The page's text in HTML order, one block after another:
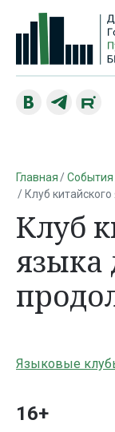
Главная События
Клуб
Клуб
языка
Языковые
16+